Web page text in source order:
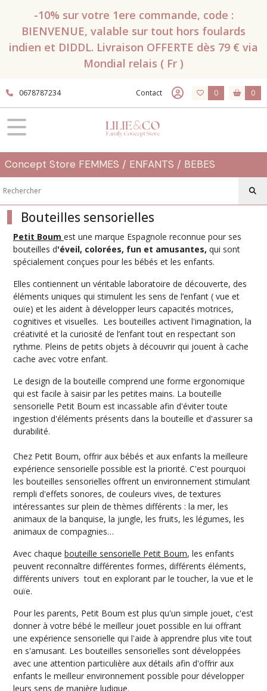
-10% sur votre 1ere commande, code :
BIENVENUE, valable sur tout hors foulards
indien et DIDDL. Livraison OFFERTE dès 79 € via
Mondial relais ( Fr )
0678787234 Contact 0 0
Concept Store FEMMES / ENFANTS / BEBES
Bouteilles sensorielles
Petit Boum est une marque Espagnole reconnue pour ses
bouteilles d'éveil, colorées, fun et amusantes, qui sont
spécialement conçues pour les bébés et les enfants.
Elles contiennent un véritable laboratoire de découverte, des
éléments uniques qui stimulent les sens de l’enfant ( vue et
ouïe) et les aident à développer leurs capacités motrices,
cognitives et visuelles. Les bouteilles activent l'imagination, la
créativité et la curiosité de l’enfant tout en respectant son
rythme. Pleins de petits objets à découvrir qui jouent à cache
cache avec votre enfant.
Le design de la bouteille comprend une forme ergonomique
qui est facile à saisir par les petites mains. La bouteille
sensorielle Petit Boum est incassable afin d'éviter toute
ingestion d'éléments présents dans la bouteille et d'assurer sa
durabilité.
Chez Petit Boum, offrir aux bébés et aux enfants la meilleure
expérience sensorielle possible est la priorité. C'est pourquoi
les bouteilles sensorielles offrent un environnement stimulant
rempli d'effets sonores, de couleurs vives, de textures
intéressantes sur plein de thèmes différents : la mer, les
animaux de la banquise, la jungle, les fruits, les légumes, les
animaux de compagnies…
Avec chaque bouteille sensorielle Petit Boum, les enfants
peuvent reconnaître différentes formes, différents éléments,
différents univers tout en explorant par le toucher, la vue et le
ouïe.
Pour les parents, Petit Boum est plus qu'un simple jouet, c'est
donner à votre bébé le meilleur jouet possible en lui offrant
une expérience sensorielle qui l'aide à apprendre plus vite tout
en s'amusant. Les bouteilles sensorielles sont développées
avec une attention particulière aux détails afin d'offrir aux
enfants le meilleur environnement possible pour développer
leurs sens de manière ludique.
FILTRES
produits
Naissance
-
Bébé
Jouer
Bouteilles
sensorielles
1er
d'éveil
(66)
Afficher
les